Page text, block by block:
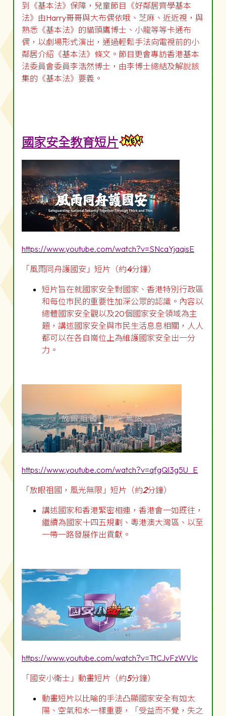
到《基本法》保障，兒童節目《好鄰居齊學基本
法》由Harry哥哥與大布偶依哦、芝麻、近近視，與
熟悉《基本法》的貓頭鷹博士、小龍等等卡通布
偶，以劇場形式演出，通過輕鬆手法向電視前的小
鄰居介紹《基本法》條文。節目更會專訪香港基本
法委員會委員李浩然博士，由李博士總結及解說該
集的《基本法》要義。
國家安全教育短片
https://www.youtube.com/watch?v=SNcaYjaqisE
「風雨同舟護國安」短片（約4分鐘）
短片旨在就國家安全對國家、香港特別行政區
和每位市民的重要性加深公眾的認識。內容以
總體國家安全觀以及20個國家安全領域為主
題，講述國家安全與市民生活息息相關，人人
都可以在各自崗位上為維護國家安全出一分
力。
https://www.youtube.com/watch?v=qfgQl3g5U_E
「放眼祖國，風光無限」短片（約2分鐘）
講述國家和香港緊密相連，香港會一如既往，
繼續為國家十四五規劃、粵港澳大灣區、以至
一帶一路發展作出貢獻。
https://www.youtube.com/watch?v=TtCJvFzWVIc
「國安小衛士」動畫短片（約5分鐘）
動畫短片以比喻的手法凸顯國家安全有如太
陽、空氣和水一樣重要，「受益而不覺，失之